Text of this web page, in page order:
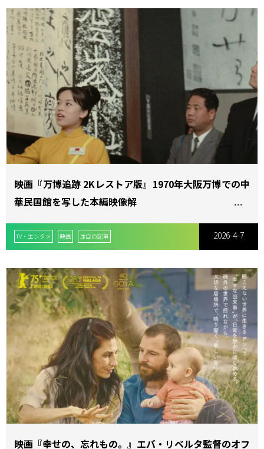
映画『万博追跡 2Kレストア版』1970年大阪万博での中
華民国館を写した本編映像解
TV・エンタメ 映画 注目の記事 2026-4-7
映画『幸せの、忘れもの。』エバ・リベルタ監督のオフ